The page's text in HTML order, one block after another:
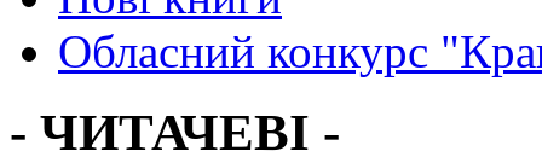
Обласний конкурс
- ЧИТАЧЕВІ -